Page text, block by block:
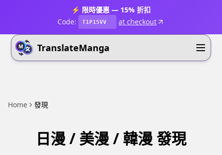
⚡ 限時優惠 — 15% 折扣
Code:
T1P15VV at checkout
TranslateManga
Home 發現
日漫 / 美漫 / 韓漫 發現